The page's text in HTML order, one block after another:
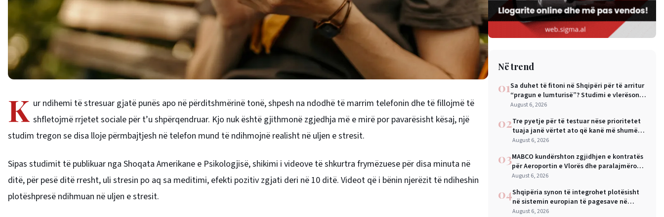
K ur ndihemi të stresuar gjatë punës apo në përditshmërinë tonë, shpesh na ndodhë të marrim telefonin dhe të fillojmë të
shfletojmë rrjetet sociale për t’u shpërqendruar. Kjo nuk është gjithmonë zgjedhja më e mirë por pavarësisht kësaj, një
studim tregon se disa lloje përmbajtjesh në telefon mund të ndihmojnë realisht në uljen e stresit.
Sipas studimit të publikuar nga Shoqata Amerikane e Psikologjisë, shikimi i videove të shkurtra frymëzuese për disa minuta në
ditë, për pesë ditë rresht, uli stresin po aq sa meditimi, efekti pozitiv zgjati deri në 10 ditë. Videot që i bënin njerëzit të ndiheshin
plotëshpresë ndihmuan në uljen e stresit.
Në trend
01Sa duhet të fitoni në Shqipëri për të arritur
“pragun e lumturisë”? Studimi e vlerëson
në 28 mijë dollarë në vit
August 6, 2026
02Tre pyetje për të testuar nëse prioritetet
tuaja janë vërtet ato që kanë më shumë
rëndësi
August 6, 2026
03MABCO kundërshton zgjidhjen e kontratës
për Aeroportin e Vlorës dhe paralajmëron
arbitrazh ndërkombëtar
August 6, 2026
04Shqipëria synon të integrohet plotësisht
në sistemin europian të pagesave në
nëntor, Sejko: Kursime të mëdha për
August 6, 2026